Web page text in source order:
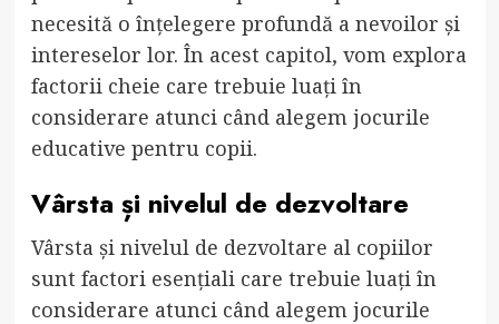
necesită o înțelegere profundă a nevoilor și
intereselor lor. În acest capitol, vom explora
factorii cheie care trebuie luați în
considerare atunci când alegem jocurile
educative pentru copii.
Vârsta și nivelul de dezvoltare
Vârsta și nivelul de dezvoltare al copiilor
sunt factori esențiali care trebuie luați în
considerare atunci când alegem jocurile